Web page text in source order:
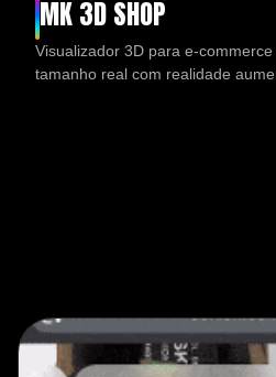
MK 3D SHOP
Visualizador 3D para e-
tamanho real com realidade